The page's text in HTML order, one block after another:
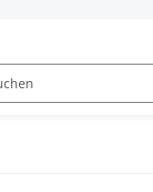
% Angebote %